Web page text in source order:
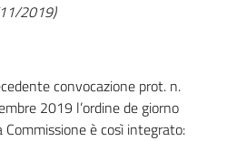
2019)
convocazione prot. n.
2019 l’ordine de giorno
è così integrato: